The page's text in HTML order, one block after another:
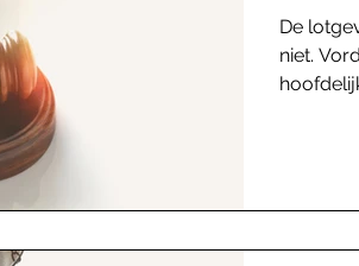
De
niet.